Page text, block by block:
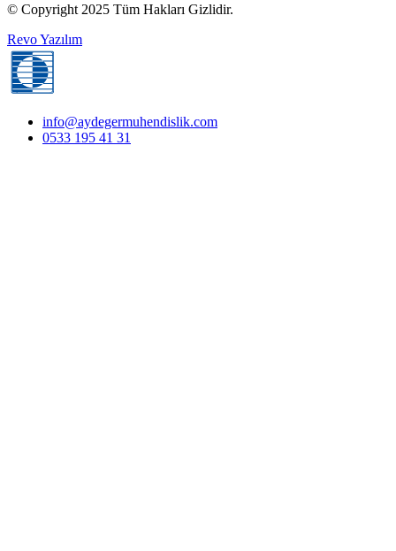
© Copyright 2025 Tüm Hakları Gizlidir.
Revo Yazılım
info@aydegermuhendislik.com
0533 195 41 31